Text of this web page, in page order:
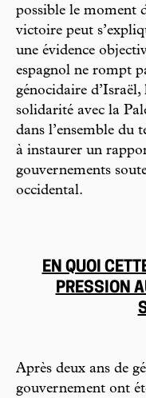
possible le moment
victoire peut
une évidence
espagnol ne rompt
génocidaire
solidarité avec la
dans l’ensemble du
à instaurer un
gouvernements
occidental.
EN QUOI
PRESSION
Après deux ans de
gouvernement ont